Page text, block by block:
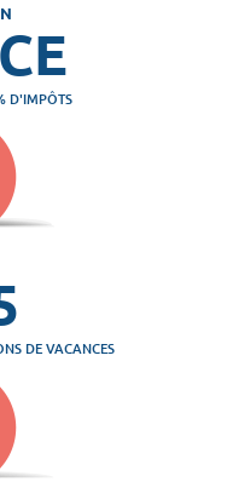
D'IMPÔTS
DE VACANCES